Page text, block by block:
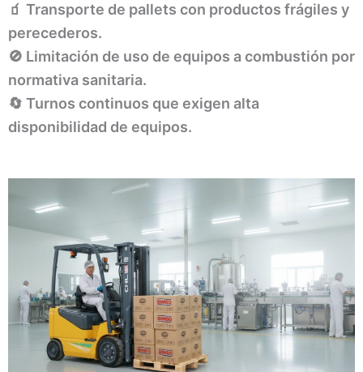
🧃 Transporte de pallets con productos frágiles y
perecederos.
🚫 Limitación de uso de equipos a combustión por
normativa sanitaria.
🔄 Turnos continuos que exigen alta
disponibilidad de equipos.